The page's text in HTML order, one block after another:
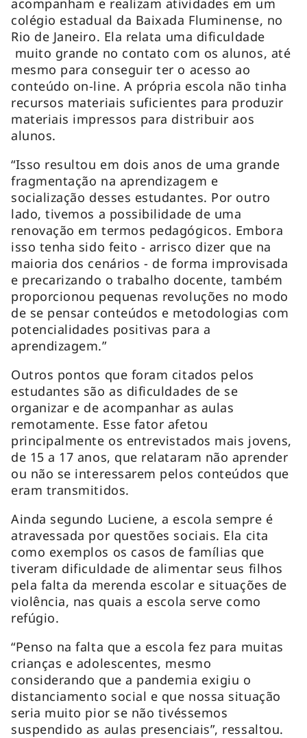
colégio estadual da Baixada Fluminense, no
Rio de Janeiro. Ela relata uma dificuldade
muito grande no contato com os alunos, até
mesmo para conseguir ter o acesso ao
conteúdo on-line. A própria escola não tinha
recursos materiais suficientes para produzir
materiais impressos para distribuir aos
alunos.
“Isso resultou em dois anos de uma grande
fragmentação na aprendizagem e
socialização desses estudantes. Por outro
lado, tivemos a possibilidade de uma
renovação em termos pedagógicos. Embora
isso tenha sido feito - arrisco dizer que na
maioria dos cenários - de forma improvisada
e precarizando o trabalho docente, também
proporcionou pequenas revoluções no modo
de se pensar conteúdos e metodologias com
potencialidades positivas para a
aprendizagem.”
Outros pontos que foram citados pelos
estudantes são as dificuldades de se
organizar e de acompanhar as aulas
remotamente. Esse fator afetou
principalmente os entrevistados mais jovens,
de 15 a 17 anos, que relataram não aprender
ou não se interessarem pelos conteúdos que
eram transmitidos.
Ainda segundo Luciene, a escola sempre é
atravessada por questões sociais. Ela cita
como exemplos os casos de famílias que
tiveram dificuldade de alimentar seus filhos
pela falta da merenda escolar e situações de
violência, nas quais a escola serve como
refúgio.
“Penso na falta que a escola fez para muitas
crianças e adolescentes, mesmo
considerando que a pandemia exigiu o
distanciamento social e que nossa situação
seria muito pior se não tivéssemos
suspendido as aulas presenciais”, ressaltou.